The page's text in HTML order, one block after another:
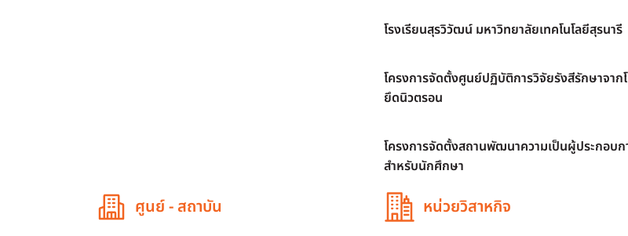
โรงเรียนสุรวิวัฒน์ มหาวิทยาลัยเทคโนโลยีสุรนารี
โครงการจัดตั้งศูนย์ปฏิบัติการวิจัยรังสีรักษาจาก
ยึดนิวตรอน
โครงการจัดตั้งสถานพัฒนาความเป็นผู้ประกอบก
สำหรับนักศึกษา
ศูนย์ - สถาบัน หน่วยวิสาหกิจ